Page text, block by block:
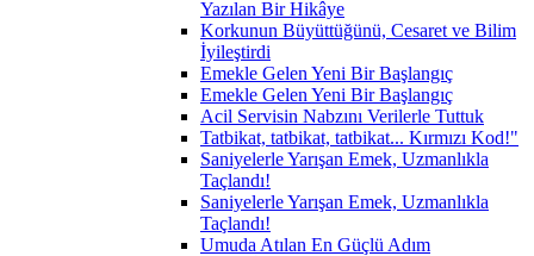
Yazılan Bir Hikâye
Korkunun Büyüttüğünü, Cesaret ve Bilim
İyileştirdi
Emekle Gelen Yeni Bir Başlangıç
Emekle Gelen Yeni Bir Başlangıç
Acil Servisin Nabzını Verilerle Tuttuk
Tatbikat, tatbikat, tatbikat... Kırmızı Kod!"
Saniyelerle Yarışan Emek, Uzmanlıkla
Taçlandı!
Saniyelerle Yarışan Emek, Uzmanlıkla
Taçlandı!
Umuda Atılan En Güçlü Adım